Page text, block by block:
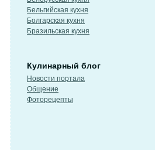
Бельгийская кухня
Болгарская кухня
Бразильская кухня
Кулинарный блог
Новости портала
Общение
Фоторецепты